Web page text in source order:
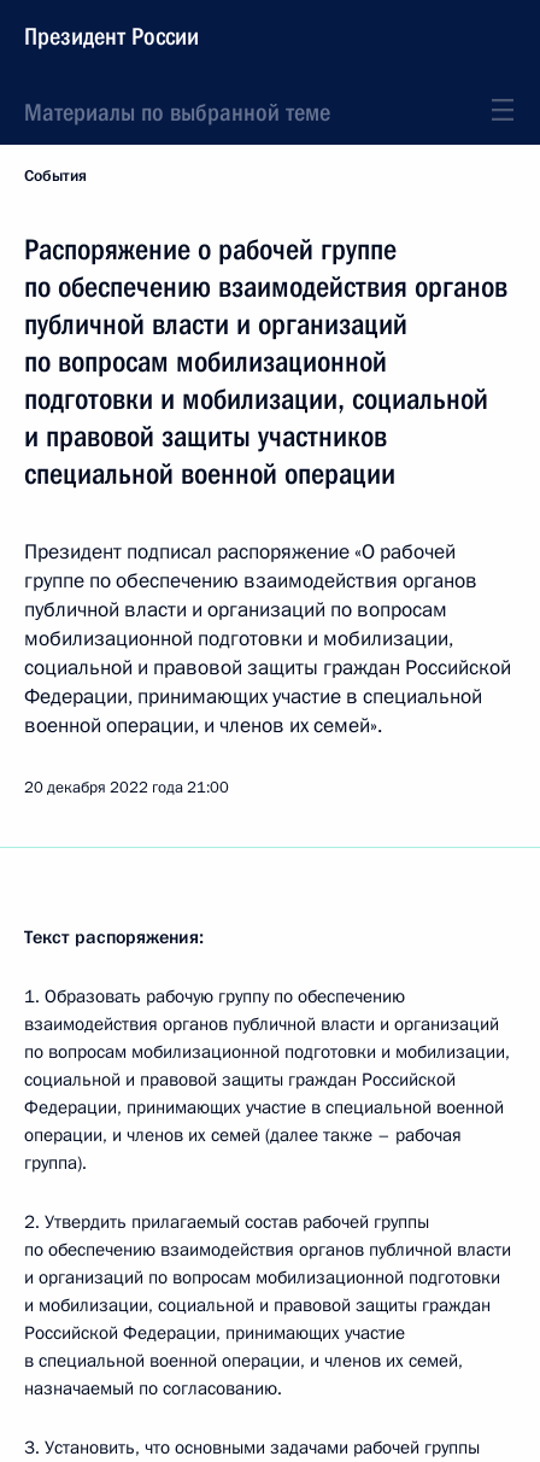
Президент России
Материалы по выбранной теме
События
Распоряжение о рабочей группе
по обеспечению взаимодействия органов
публичной власти и организаций
по вопросам мобилизационной
подготовки и мобилизации, социальной
и правовой защиты участников
специальной военной операции
Президент подписал распоряжение «О рабочей
группе по обеспечению взаимодействия органов
публичной власти и организаций по вопросам
мобилизационной подготовки и мобилизации,
социальной и правовой защиты граждан Российской
Федерации, принимающих участие в специальной
военной операции, и членов их семей».
20 декабря 2022 года21:00
Текст распоряжения:
1. Образовать рабочую группу по обеспечению
взаимодействия органов публичной власти и организаций
по вопросам мобилизационной подготовки и мобилизации,
социальной и правовой защиты граждан Российской
Федерации, принимающих участие в специальной военной
операции, и членов их семей (далее также – рабочая
группа).
2. Утвердить прилагаемый состав рабочей группы
по обеспечению взаимодействия органов публичной власти
и организаций по вопросам мобилизационной подготовки
и мобилизации, социальной и правовой защиты граждан
Российской Федерации, принимающих участие
в специальной военной операции, и членов их семей,
назначаемый по согласованию.
3. Установить, что основными задачами рабочей группы